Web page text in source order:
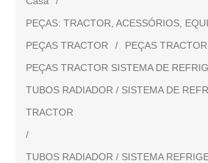
PEÇAS: TRACTOR, ACESSÓRIOS,
PEÇAS TRACTOR
/ PEÇAS
PEÇAS TRACTOR SISTEMA DE
TUBOS RADIADOR / SISTEMA DE
TRACTOR
/
TUBOS RADIADOR / SISTEMA